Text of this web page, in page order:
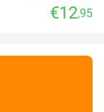
€12,95